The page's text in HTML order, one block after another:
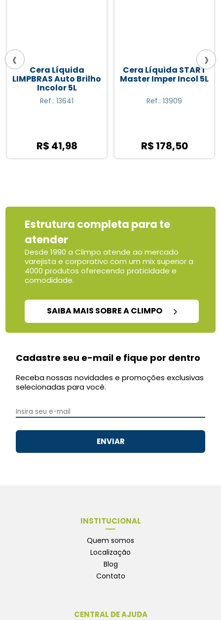
Cera Líquida
LIMPBRAS Auto Brilho
Incolor 5L
Ref.: 13641
R$ 41,98
Cera Líquida START
Master Imper Incol 5L
Ref.: 13909
R$ 178,50
‹ ›
Estrutura completa para te
atender
Desde 1990 a Climpo atende ao mercado
varejista e corporativo com um mix superior a
4000 produtos oferecendo praticidade e
comodidade.
SAIBA MAIS SOBRE A CLIMPO
Cadastre seu e-mail e fique por dentro
Receba nossas novidades e promoções exclusivas
selecionadas para você.
ENVIAR
INSTITUCIONAL
Quem somos
Localização
Blog
Contato
CENTRAL DE AJUDA